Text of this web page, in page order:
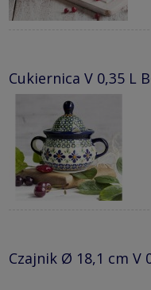
Cukiernica V 0,35 L
Czajnik Ø 18,1 cm V